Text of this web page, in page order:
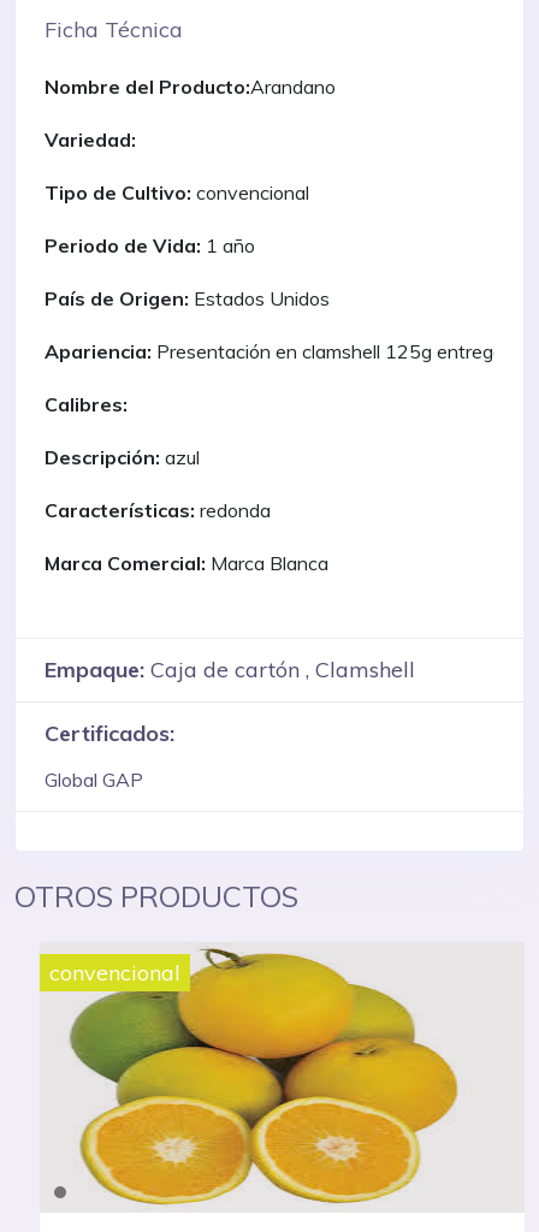
Ficha Técnica
Nombre del Producto:Arandano
Variedad:
Tipo de Cultivo: convencional
Periodo de Vida: 1 año
País de Origen: Estados Unidos
Apariencia: Presentación en clamshell 125g entrega
Calibres:
Descripción: azul
Características: redonda
Marca Comercial: Marca Blanca
Empaque: Caja de cartón , Clamshell
Certificados:
Global GAP
OTROS PRODUCTOS
convencional